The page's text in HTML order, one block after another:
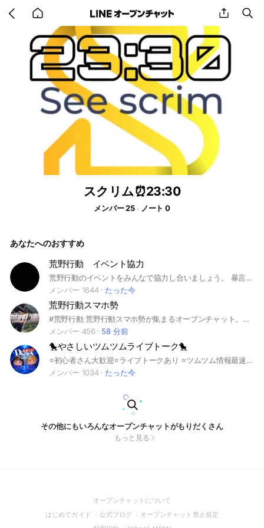
back
home
share
スクリム⏰23:30
メンバー 25 ノート 0
あなたへのおすすめ
荒野行動 イベント協力
荒野行動のイベントをみんなで協力し合いましょう。 暴言や連投などの迷惑行為はお控えください。
メンバー 1644
たった今
荒野行動スマホ勢
#荒野行動 荒野行動スマホ勢が集まるオープンチャット。アドバイスし合ったりいろいろ。初心者でも猛者でも。年齢も特に定めません。ちなみに創設者はAndroid勢。 ⚠頭おかしい奴は容赦なく退会させるよ☆ (アカウント売買,その他規約等に違反する行為は禁止)
メンバー 456
58 分前
🐤やさしいツムツムライブトーク🐤
⭐️初心者さん大歓迎⭐️ライブトークあり ⭐️ツムツム情報最速･つむつむ情報量最多‼︎ 𓏸𓏸𓂂 𓈒 初心者さんにもやさしいグループ 𓈒 𓂂𓏸𓏸 ディズニーツムツムの事でわからない事があれば 気軽に質問･相談OK わかりやすく丁寧に支援・サポートさせていただきます 初心者〜上級者まで *.゜｡:+*.゜｡:+*.゜｡:+*.゜*.゜｡:+*. ＊イベント攻略･情報共有・支援 ＊お部屋独自企画プチイベントあり アドバイスくれる方も大歓迎 ハート交換は出来ません❌ ✼••┈┈サブトークルーム••┈┈✼ 「ツムの話をしないやさしい部屋」 ⭐️ライブトークあり⭐️ 🐤サポートルームに【ツムツム深夜部屋】あり🐤 #ツムツム#ディズニーツムツム #最新情報 #ゲーム攻略 #コイン・メダル稼ぎ #プラスツム #イベント#広場#ひろば#つむつむ # 初心者歓迎 #交流 #雑談 #トーク #ライブ#ライト#LIVE#ライトク ＃ライブトーク＃ライブトーク告知 #LINEアプリ #検索上位 #LINE雑談 #ゲーム雑談#LINE #スターウォーズ #ツイステ #マーベル #ピクサー#キンハー#つむつむ#ﾂﾑﾂﾑ #つぶやき#独り言 #大喜利#スタンプ#挨拶 #オプチャ#オプチャサポート #サポートルーム#サポート #支援#悩み相談#管理者#管理人#共同管理者#副官#参加者 2021Copyright ©︎ 管理人まひる(･¨ (●) 管理者の許可なく説明文を無断で転載･転用･コピー ･スクショ･編集･改編等の二次利用を固く禁じます ♛ 管理人:まひる ♛ ひよこ🐤 2026年5月24日 修正
メンバー 1034
たった今
その他にもいろんなオープンチャットがもりだくさん
もっと見る
オープンチャットについて
in
はじめてガイド
(Open
in
公式ブログ
(Open
in
オープンチャット禁止規定(Open